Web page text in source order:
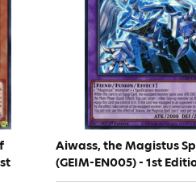
Aiwass, the Magistus
(GEIM-EN005) - 1st